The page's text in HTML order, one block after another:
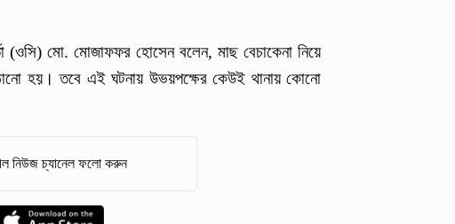
(ওসি) মো. মোজাফফর হোসেন বলেন, মাছ বেচাকেনা নিয়ে
হয়। তবে এই ঘটনায় উভয়পক্ষের কেউই থানায় কোনো
নিউজ চ্যানেল ফলো করুন